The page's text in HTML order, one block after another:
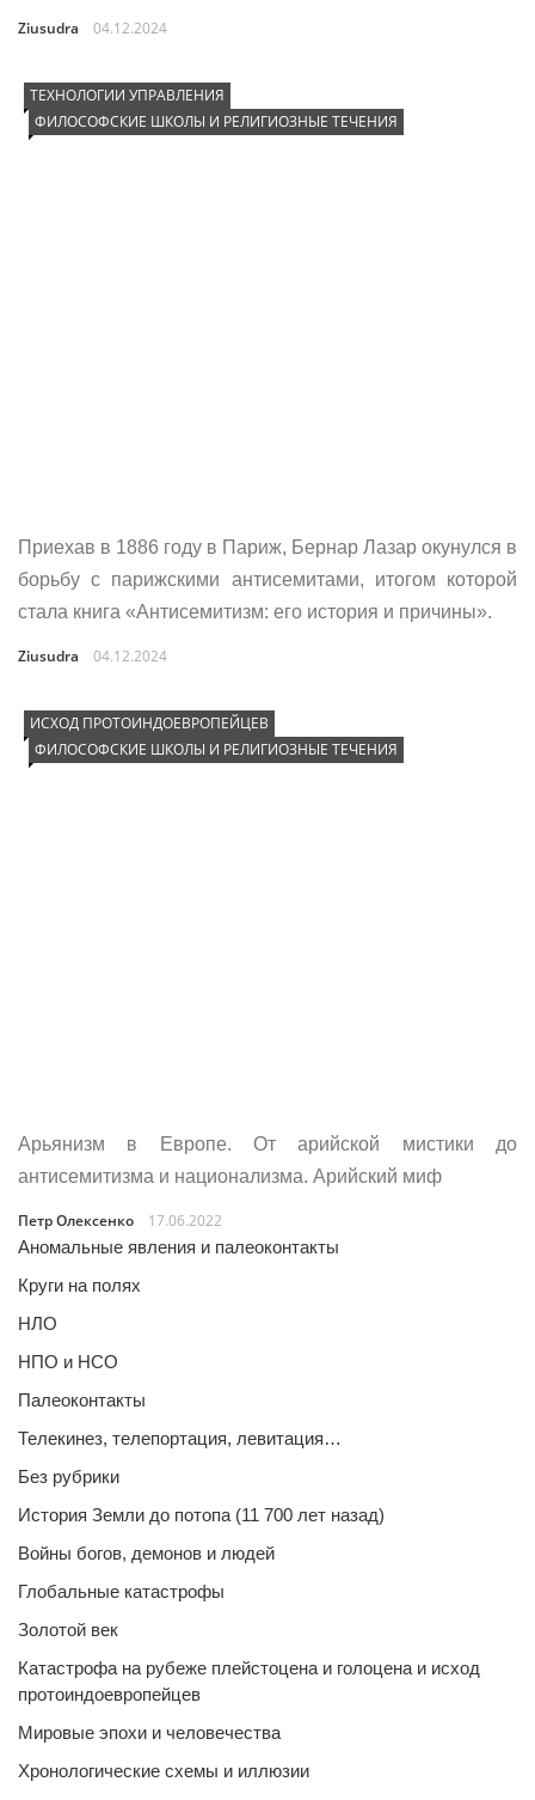
Ziusudra 04.12.2024
ТЕХНОЛОГИИ УПРАВЛЕНИЯ
ФИЛОСОФСКИЕ ШКОЛЫ И РЕЛИГИОЗНЫЕ ТЕЧЕНИЯ
Приехав в 1886 году в Париж, Бернар Лазар окунулся в
борьбу с парижскими антисемитами, итогом которой
стала книга «Антисемитизм: его история и причины».
Ziusudra 04.12.2024
ИСХОД ПРОТОИНДОЕВРОПЕЙЦЕВ
ФИЛОСОФСКИЕ ШКОЛЫ И РЕЛИГИОЗНЫЕ ТЕЧЕНИЯ
Арьянизм в Европе. От арийской мистики до
антисемитизма и национализма. Арийский миф
Петр Олексенко
17.06.2022
Аномальные явления и палеоконтакты
Круги на полях
НЛО
НПО и НСО
Палеоконтакты
Телекинез, телепортация, левитация…
Без рубрики
История Земли до потопа (11 700 лет назад)
Войны богов, демонов и людей
Глобальные катастрофы
Золотой век
Катастрофа на рубеже плейстоцена и голоцена и исход
протоиндоевропейцев
Мировые эпохи и человечества
Хронологические схемы и иллюзии